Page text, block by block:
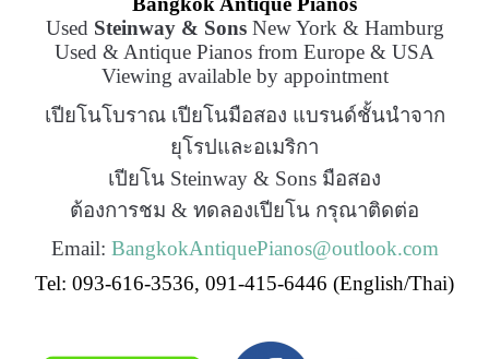
Used Steinway & SonsNew York & Hamburg
Used & Antique Pianos from Europe & USA
Viewing available by appointment
เปียโนโบราณ เปียโนมือสอง แบรนด์ชั้นนำจาก
ยุโรปและอเมริกา
เปียโน Steinway & Sons มือสอง
ต้องการชม & ทดลองเปียโน กรุณาติดต่อ
Email: BangkokAntiquePianos@outlook.com
Tel: 093-616-3536, 091-415-6446 (English/Thai)